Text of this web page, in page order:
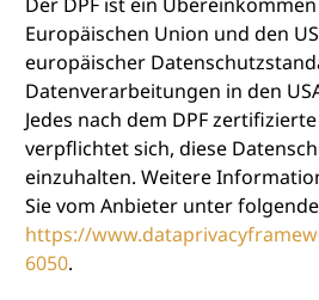
Europäischen Union und den
europäischer
Datenverarbeitungen in den
Jedes nach dem DPF
verpflichtet sich, diese
einzuhalten. Weitere
Sie vom Anbieter unter
https://
6050.